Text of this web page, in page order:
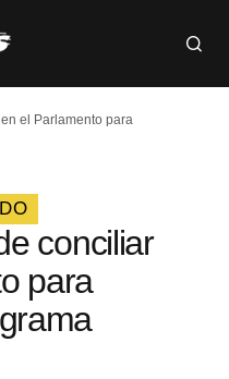
el Parlamento para
conciliar
para